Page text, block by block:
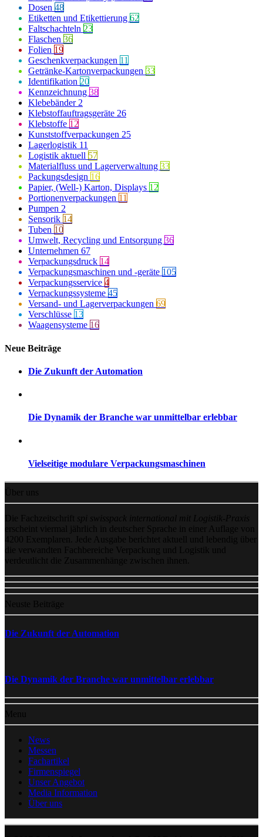
Dosen 48
Etiketten und Etikettierung 62
Faltschachteln 23
Flaschen 36
Folien 19
Geschenkverpackungen 11
Getränke-Kartonverpackungen 33
Identifikation 20
Kennzeichnung 38
Klebebänder 2
Klebstoffauftragsgeräte 26
Klebstoffe 12
Kunststoffverpackungen 25
Lagerlogistik 11
Logistik aktuell 57
Materialfluss und Lagerverwaltung 33
Packungsdesign 16
Papier, (Well-) Karton, Displays 12
Portionenverpackungen 11
Pumpen 2
Sensorik 14
Tuben 10
Umwelt, Recycling und Entsorgung 36
Unternehmen 67
Verpackungsdruck 14
Verpackungsmaschinen und -geräte 105
Verpackungsservice 4
Verpackungssysteme 45
Versand- und Lagerverpackungen 69
Verschlüsse 13
Waagensysteme 16
Neue Beiträge
Die Zukunft der Automation
Die Dynamik der Branche war unmittelbar erlebbar
Vielseitige modulare Verpackungsmaschinen
Über uns
Die Fachzeitschrift
spi swisspack international mit Logistik-Praxis
erscheint viermal jährlich in deutscher Sprache in einer Auflage von
4200 Exemplaren. Jede Ausgabe berichtet aktuell und lebendig über
die verwandten Fachbereiche Verpackung und Logistik und
verdeutlicht die Zusammenhänge zwischen ihnen.
Neuste Beiträge
Die Zukunft der Automation
Die Dynamik der Branche war unmittelbar erlebbar
Menu
News
Messen
Fachartikel
Firmenspiegel
Unser Angebot
Media Information
Über uns